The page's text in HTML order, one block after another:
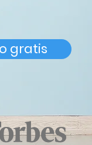
gratis